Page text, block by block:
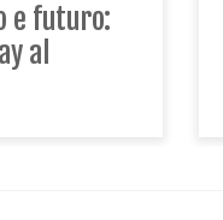
“Il